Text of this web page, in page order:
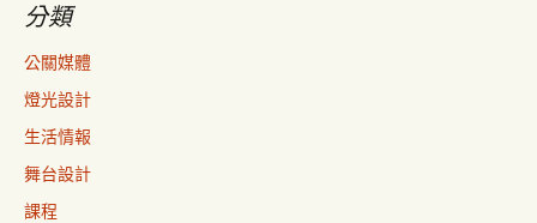
分類
公關媒體
燈光設計
生活情報
舞台設計
課程